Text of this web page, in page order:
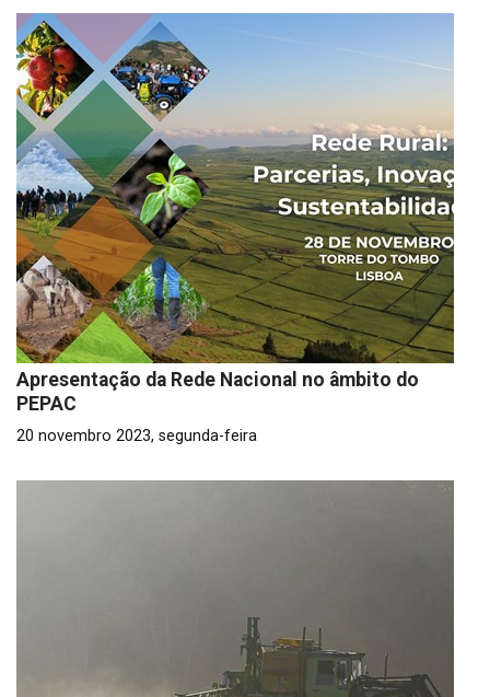
Apresentação da Rede Nacional no âmbito do
PEPAC
20 novembro 2023, segunda-feira